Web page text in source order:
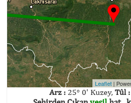
Leaflet |
Arz : 25° 0' Kuzey, Tûl :